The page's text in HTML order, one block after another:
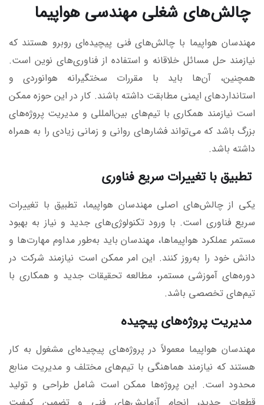
چالش‌های شغلی مهندسی هواپیما
مهندسان هواپیما با چالش‌های فنی پیچیده‌ای روبرو هستند که
نیازمند حل مسائل خلاقانه و استفاده از فناوری‌های نوین است.
همچنین، آن‌ها باید با مقررات سختگیرانه هوانوردی و
استانداردهای ایمنی مطابقت داشته باشند. کار در این حوزه ممکن
است نیازمند همکاری با تیم‌های بین‌المللی و مدیریت پروژه‌های
بزرگ باشد که می‌تواند فشارهای روانی و زمانی زیادی را به همراه
داشته باشد.
تطبیق با تغییرات سریع فناوری
یکی از چالش‌های اصلی مهندسان هواپیما، تطبیق با تغییرات
سریع فناوری است. با ورود تکنولوژی‌های جدید و نیاز به بهبود
مستمر عملکرد هواپیماها، مهندسان باید به‌طور مداوم مهارت‌ها و
دانش خود را به‌روز کنند. این امر ممکن است نیازمند شرکت در
دوره‌های آموزشی مستمر، مطالعه تحقیقات جدید و همکاری با
تیم‌های تخصصی باشد.
مدیریت پروژه‌های پیچیده
مهندسان هواپیما معمولاً در پروژه‌های پیچیده‌ای مشغول به کار
هستند که نیازمند هماهنگی با تیم‌های مختلف و مدیریت منابع
محدود است. این پروژه‌ها ممکن است شامل طراحی و تولید